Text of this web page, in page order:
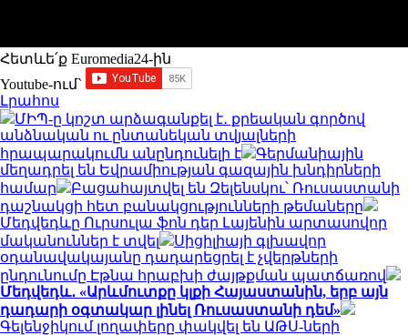
Հետևե՛ք Euromedia24-ին
Youtube-ում`
Լրահոս
ՄԻՊ-ը կոշտ արձագանքել է․ քրեական գործով
անձնական ու ընտանեկան տվյալների
հրապարակումն անընդունելի է
Գերմանիային
մեղադրել են Եվրամիության գազային խնդիրների
համար
Բացահայտվել են Զելենսկու՝ Ռուսաստանի
դաշնակցի հետ բանակցությունների թեմաները
Մեդվեդևը Ուրսուլա ֆոն դեր Լայենին արտասովոր
մականուններ է տվել
Սիցիլիայի գլխավոր
օդանավակայանը դադարեցրել է չվերթների
ընդունումը Էթնա հրաբխի ժայթքման պատճառով
Մեդվեդև․ «Արևմուտքը կլքի Հայաստանին, երբ այն
դադարի օգտակար լինել Ռուսաստանի դեմ»
Գելենջիկում լողափերը փակվել են ԱԹՍ-ների